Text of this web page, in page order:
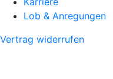
Lob & Anregungen
Vertrag widerrufen